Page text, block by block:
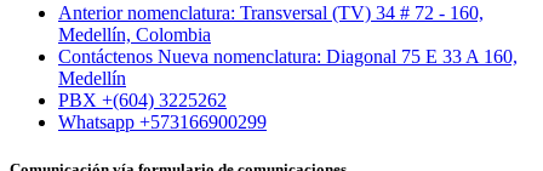
Anterior nomenclatura: Transversal (TV) 34 # 72 - 160,
Medellín, Colombia
Contáctenos Nueva nomenclatura: Diagonal 75 E 33 A 160,
Medellín
PBX +(604) 3225262
Whatsapp +573166900299